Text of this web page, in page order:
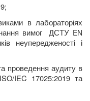
в лабораторіях
вимог ДСТУ EN
неупередженості і
проведення аудиту в
IEC 17025:2019 та